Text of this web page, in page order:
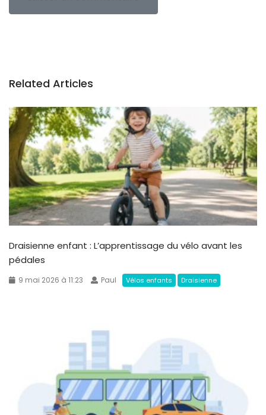
Related Articles
Draisienne enfant : L’apprentissage du vélo avant les
pédales
9 mai 2026 à 11:23 Paul Vélos enfants Draisienne